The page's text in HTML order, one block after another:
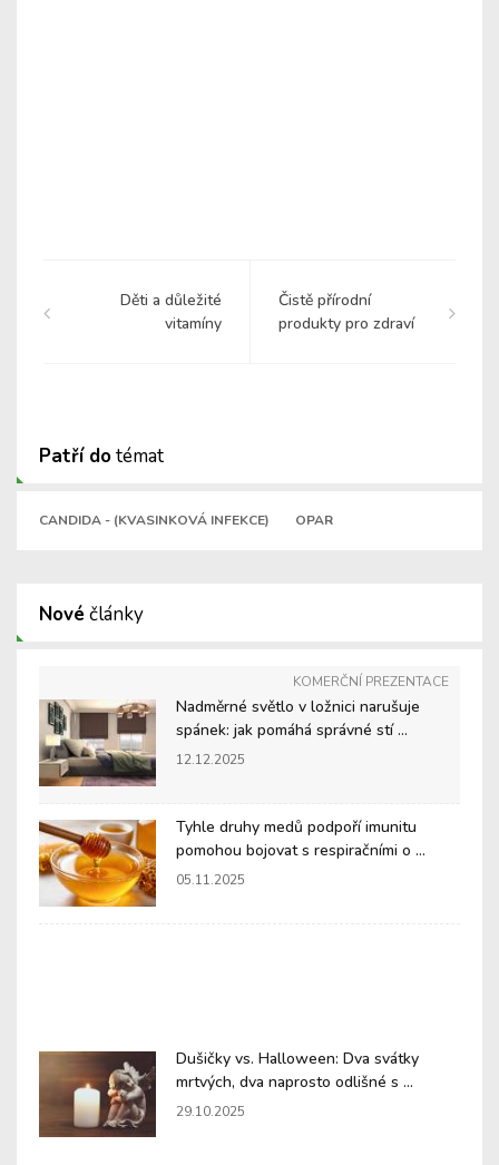
Děti a důležité
vitamíny
Čistě přírodní
produkty pro zdraví
Patří dotémat
CANDIDA - (KVASINKOVÁ INFEKCE) OPAR
Nové články
KOMERČNÍ PREZENTACE
Nadměrné světlo v ložnici narušuje
spánek: jak pomáhá správné stí ...
12.12.2025
Tyhle druhy medů podpoří imunitu
pomohou bojovat s respiračními o ...
05.11.2025
Dušičky vs. Halloween: Dva svátky
mrtvých, dva naprosto odlišné s ...
29.10.2025